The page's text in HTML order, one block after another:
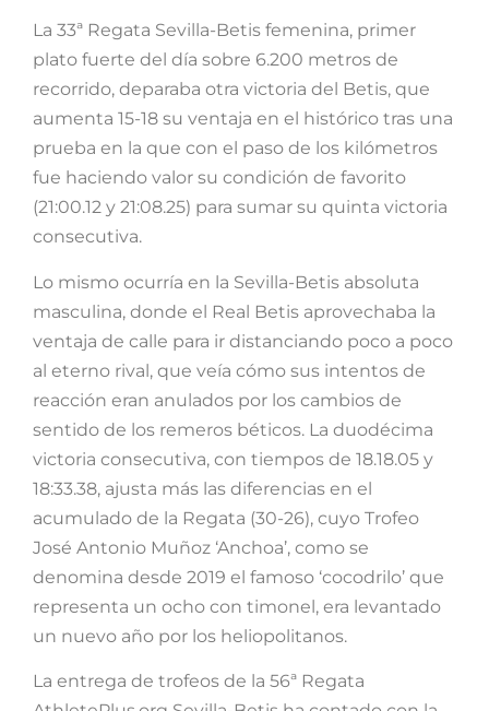
La 33ª Regata Sevilla-Betis femenina, primer
plato fuerte del día sobre 6.200 metros de
recorrido, deparaba otra victoria del Betis, que
aumenta 15-18 su ventaja en el histórico tras una
prueba en la que con el paso de los kilómetros
fue haciendo valor su condición de favorito
(21:00.12 y 21:08.25) para sumar su quinta victoria
consecutiva.
Lo mismo ocurría en la Sevilla-Betis absoluta
masculina, donde el Real Betis aprovechaba la
ventaja de calle para ir distanciando poco a poco
al eterno rival, que veía cómo sus intentos de
reacción eran anulados por los cambios de
sentido de los remeros béticos. La duodécima
victoria consecutiva, con tiempos de 18.18.05 y
18:33.38, ajusta más las diferencias en el
acumulado de la Regata (30-26), cuyo Trofeo
José Antonio Muñoz ‘Anchoa’, como se
denomina desde 2019 el famoso ‘cocodrilo’ que
representa un ocho con timonel, era levantado
un nuevo año por los heliopolitanos.
La entrega de trofeos de la 56ª Regata